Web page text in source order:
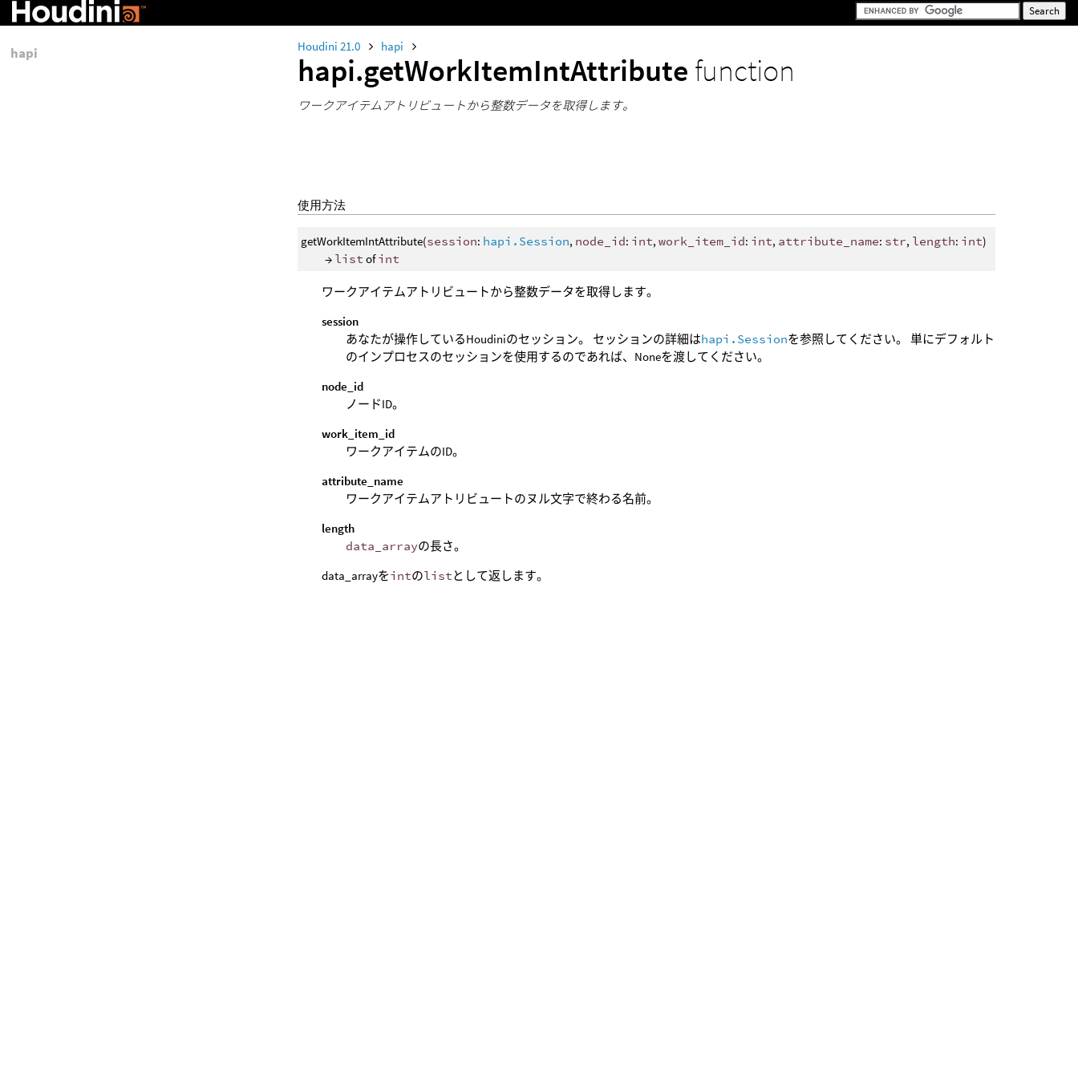
Houdini 21.0 hapi
hapi.getWorkItemIntAttribute function
ワークアイテムアトリビュートから整数データを取得します。
使用方法
getWorkItemIntAttribute(session: hapi.Session, node_id: int,work_item_id: int, attribute_name: str, length: int)
→ list ofint
ワークアイテムアトリビュートから整数データを取得します。
session
あなたが操作しているHoudiniのセッション。 セッションの詳細はhapi.Sessionを参照してください。 単にデフォルト
のインプロセスのセッションを使用するのであれば、Noneを渡してください。
node_id
ノードID。
work_item_id
ワークアイテムのID。
attribute_name
ワークアイテムアトリビュートのヌル文字で終わる名前。
length
data_arrayの長さ。
data_arrayをintのlistとして返します。
hapi